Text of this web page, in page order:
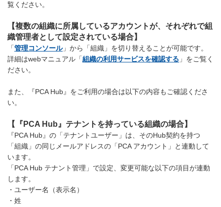
覧ください。
【複数の組織に所属しているアカウントが、それぞれで組
織管理者として設定されている場合】
「管理コンソール」から「組織」を切り替えることが可能です。
詳細はwebマニュアル「組織の利用サービスを確認する 」をご覧く
ださい。
また、『PCA Hub』をご利用の場合は以下の内容もご確認くださ
い。
【『PCA Hub』テナントを持っている組織の場合】
『PCA Hub』の「テナントユーザー」は、そのHub契約を持つ
「組織」の同じメールアドレスの「PCA アカウント」と連動して
います。
「PCA Hub テナント管理」で設定、変更可能な以下の項目が連動
します。
・ユーザー名（表示名）
・姓